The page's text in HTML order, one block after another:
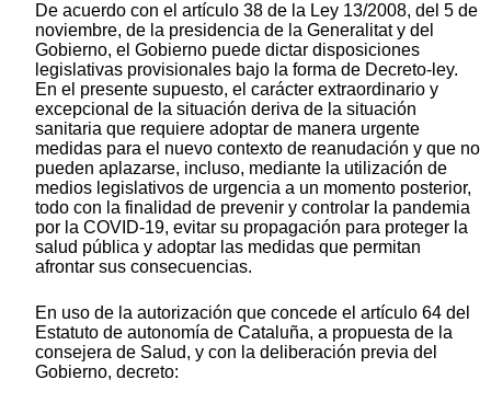
De acuerdo con el artículo 38 de la Ley 13/2008, del 5 de
noviembre, de la presidencia de la Generalitat y del
Gobierno, el Gobierno puede dictar disposiciones
legislativas provisionales bajo la forma de Decreto-ley.
En el presente supuesto, el carácter extraordinario y
excepcional de la situación deriva de la situación
sanitaria que requiere adoptar de manera urgente
medidas para el nuevo contexto de reanudación y que no
pueden aplazarse, incluso, mediante la utilización de
medios legislativos de urgencia a un momento posterior,
todo con la finalidad de prevenir y controlar la pandemia
por la COVID-19, evitar su propagación para proteger la
salud pública y adoptar las medidas que permitan
afrontar sus consecuencias.
En uso de la autorización que concede el artículo 64 del
Estatuto de autonomía de Cataluña, a propuesta de la
consejera de Salud, y con la deliberación previa del
Gobierno, decreto: